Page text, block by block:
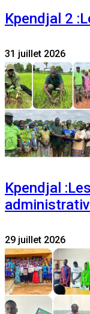
Kpendjal 2
31 juillet 2026
Kpendjal
29 juillet 2026